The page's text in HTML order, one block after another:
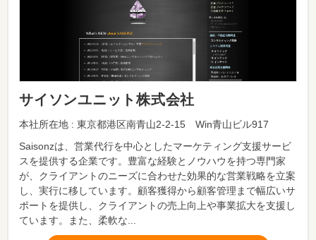
サイソンユニット株式会社
本社所在地 : 東京都港区南青山2-2-15 Win青山ビル917
Saisonzは、営業代行を中心としたマーケティング支援サービ
スを提供する企業です。豊富な経験とノウハウを持つ専門家
が、クライアントのニーズに合わせた効果的な営業戦略を立案
し、実行に移しています。顧客獲得から顧客管理まで幅広いサ
ポートを提供し、クライアントの売上向上や事業拡大を支援し
ています。また、柔軟な...